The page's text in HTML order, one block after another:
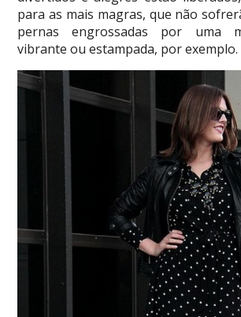
para as mais magras, que não
pernas engrossadas por uma
vibrante ou estampada, por exemplo.